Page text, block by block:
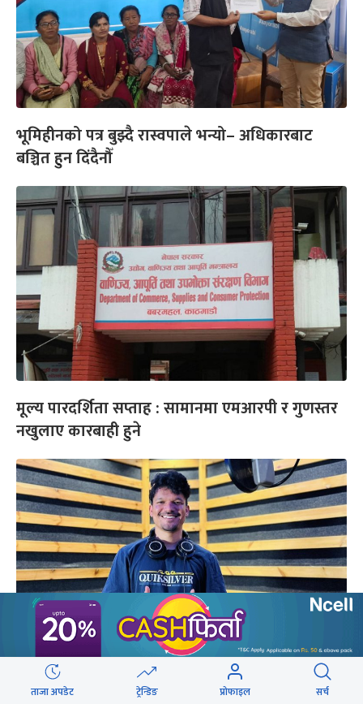
भूमिहीनको पत्र बुझ्दै रास्वपाले भन्यो– अधिकारबाट
बञ्चित हुन दिंदैनौँ
मूल्य पारदर्शिता सप्ताह : सामानमा एमआरपी र गुणस्तर
नखुलाए कारबाही हुने
कलाकार रवि ओडको श्रीमतीसँग सम्बन्धविच्छेद नहुने
ताजा अपडेट ट्रेन्डिङ प्रोफाइल सर्च